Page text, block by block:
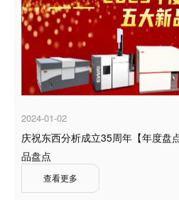
2024-01-02
庆祝东西分析成立35周年【年度盘
品盘点
查看更多